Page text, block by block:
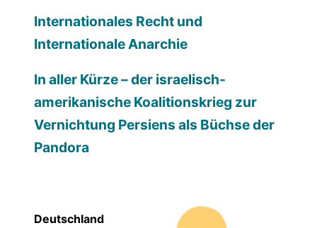
Internationales Recht und
Internationale Anarchie
In aller Kürze – der israelisch-
amerikanische Koalitionskrieg zur
Vernichtung Persiens als Büchse der
Pandora
Deutschland